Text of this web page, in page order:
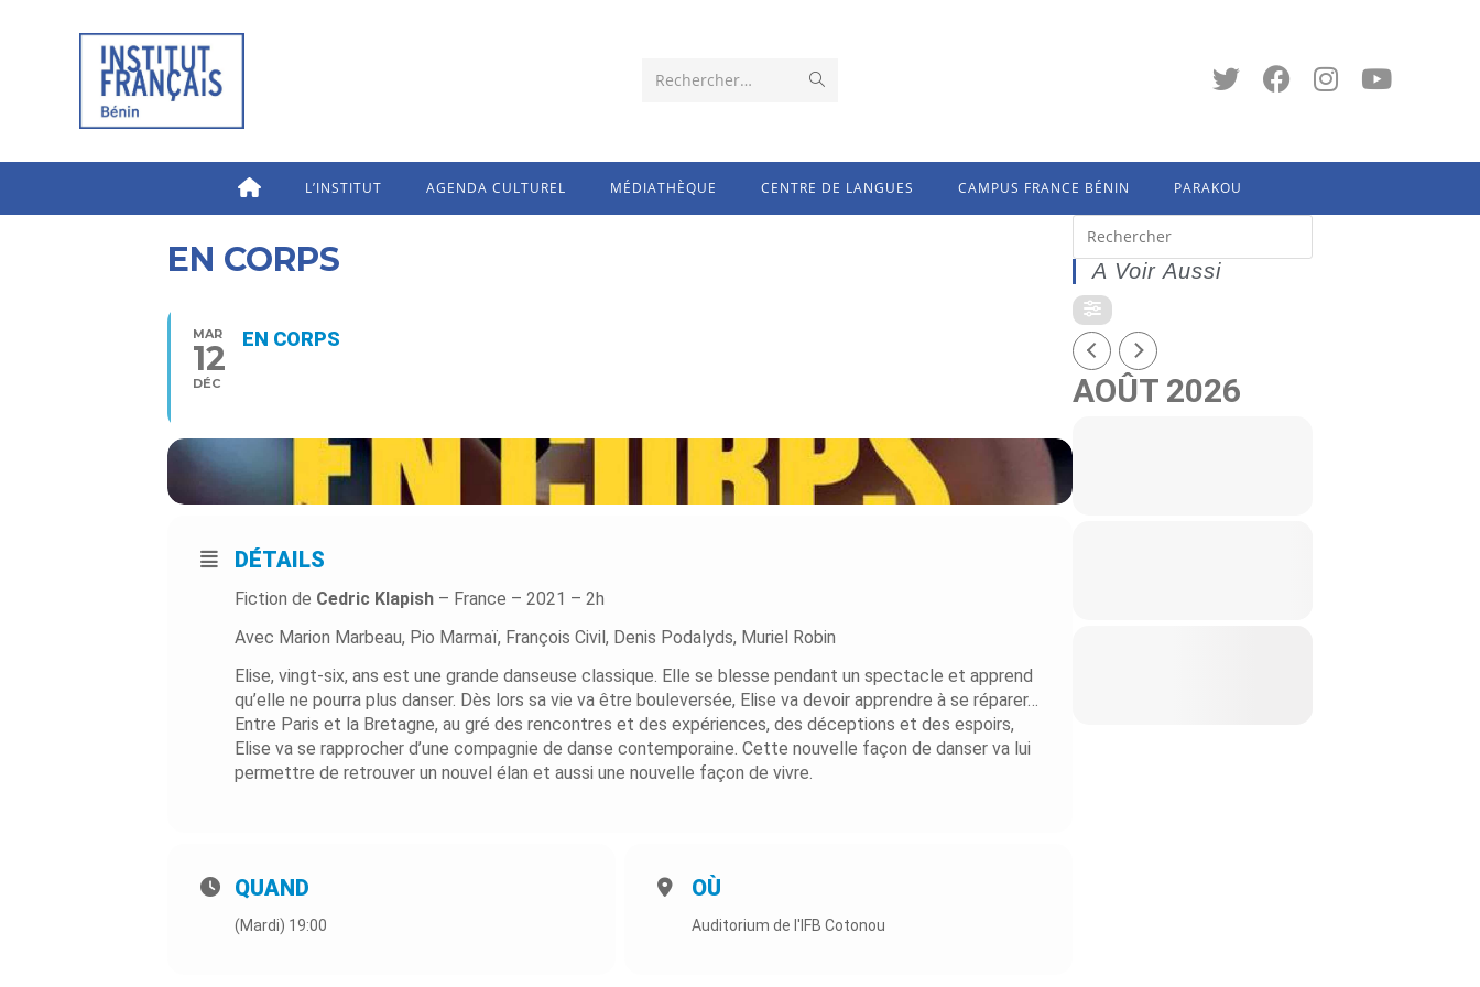
Rechercher…
L’INSTITUT AGENDA CULTUREL MÉDIATHÈQUE CENTRE DE LANGUES CAMPUS FRANCE BÉNIN PARAKOU
EN CORPS
MAR
12
DÉC
EN CORPS
DÉTAILS
Fiction de Cedric Klapish – France – 2021 – 2h
Avec Marion Marbeau, Pio Marmaï, François Civil, Denis Podalyds, Muriel Robin
Elise, vingt-six, ans est une grande danseuse classique. Elle se blesse pendant un spectacle et apprend
qu’elle ne pourra plus danser. Dès lors sa vie va être bouleversée, Elise va devoir apprendre à se réparer…
Entre Paris et la Bretagne, au gré des rencontres et des expériences, des déceptions et des espoirs,
Elise va se rapprocher d’une compagnie de danse contemporaine. Cette nouvelle façon de danser va lui
permettre de retrouver un nouvel élan et aussi une nouvelle façon de vivre.
QUAND
(Mardi) 19:00
OÙ
Auditorium de l'IFB Cotonou
A Voir Aussi
AOÛT 2026